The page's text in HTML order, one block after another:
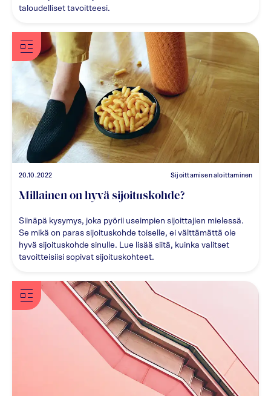
taloudelliset tavoitteesi.
20.10.2022 Sijoittamisen aloittaminen
Millainen on hyvä sijoituskohde?
Siinäpä kysymys, joka pyörii useimpien sijoittajien mielessä.
Se mikä on paras sijoituskohde toiselle, ei välttämättä ole
hyvä sijoituskohde sinulle. Lue lisää siitä, kuinka valitset
tavoitteisiisi sopivat sijoituskohteet.